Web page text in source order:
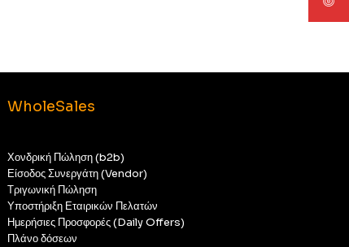
WholeSales
Χονδρική Πώληση (b2b)
Είσοδος Συνεργάτη (Vendor)
Τριγωνική Πώληση
Υποστήριξη Εταιρικών Πελατών
Ημερήσιες Προσφορές (Daily Offers)
Πλάνο δόσεων